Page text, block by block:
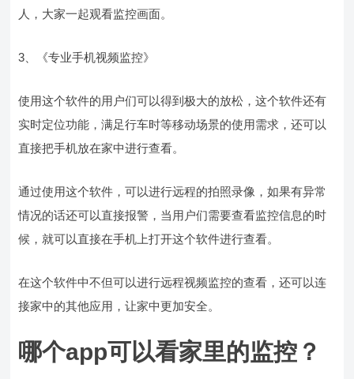
人，大家一起观看监控画面。
3、《专业手机视频监控》
使用这个软件的用户们可以得到极大的放松，这个软件还有
实时定位功能，满足行车时等移动场景的使用需求，还可以
直接把手机放在家中进行查看。
通过使用这个软件，可以进行远程的拍照录像，如果有异常
情况的话还可以直接报警，当用户们需要查看监控信息的时
候，就可以直接在手机上打开这个软件进行查看。
在这个软件中不但可以进行远程视频监控的查看，还可以连
接家中的其他应用，让家中更加安全。
哪个app可以看家里的监控？